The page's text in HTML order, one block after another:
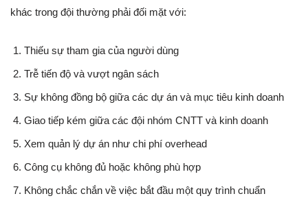
khác trong đội thường phải đối mặt với:
Thiếu sự tham gia của người dùng
Trễ tiến độ và vượt ngân sách
Sự không đồng bộ giữa các dự án và mục tiêu kinh doanh
Giao tiếp kém giữa các đội nhóm CNTT và kinh doanh
Xem quản lý dự án như chi phí overhead
Công cụ không đủ hoặc không phù hợp
Không chắc chắn về việc bắt đầu một quy trình chuẩn